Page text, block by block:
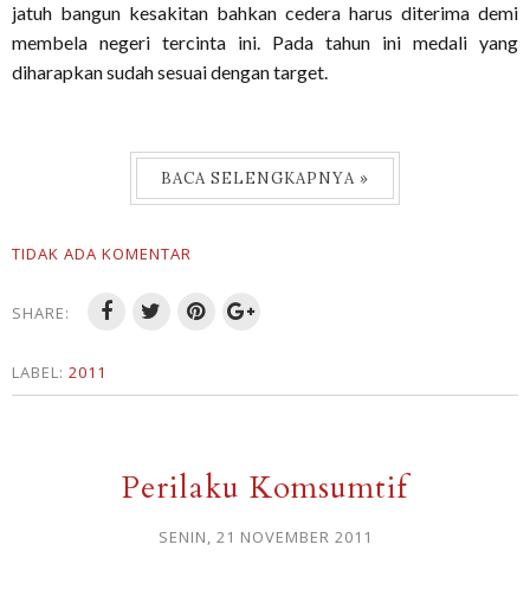
jatuh bangun kesakitan bahkan cedera harus diterima demi
membela negeri tercinta ini. Pada tahun ini medali yang
diharapkan sudah sesuai dengan target.
BACA SELENGKAPNYA »
TIDAK ADA KOMENTAR
SHARE:
LABEL: 2011
Perilaku Komsumtif
SENIN, 21 NOVEMBER 2011